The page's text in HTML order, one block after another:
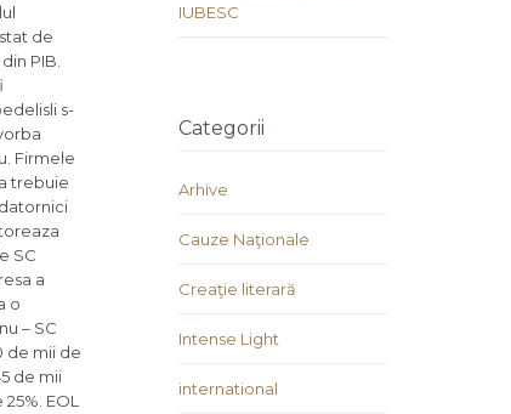
de
PIB.
s-
Firmele
trebuie
SC
a
o
– SC
de mii de
de mii
EOL
IUBESC
Categorii
Arhive
Cauze Naţionale
Creaţie literară
Intense Light
international